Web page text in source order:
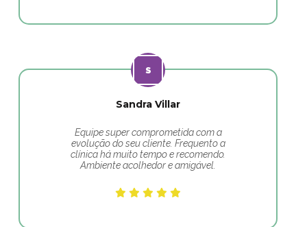
Sandra Villar
Equipe super comprometida com a
evolução do seu cliente. Frequento a
clínica há muito tempo e recomendo.
Ambiente acolhedor e amigável.